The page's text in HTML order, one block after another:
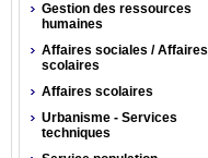
Gestion des ressources
humaines
Affaires sociales / Affaires
scolaires
Affaires scolaires
Urbanisme - Services
techniques